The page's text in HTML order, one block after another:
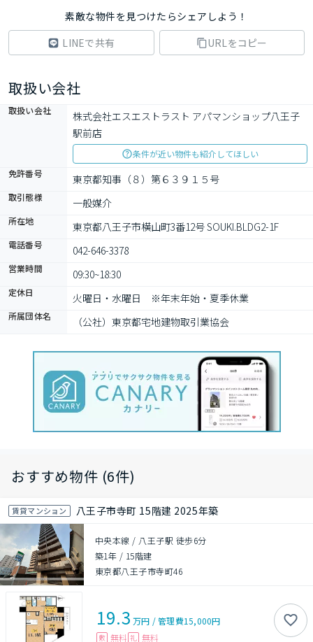
素敵な物件を見つけたらシェアしよう！
LINEで共有
URLをコピー
取扱い会社
取扱い会社
株式会社エスエストラスト アパマンショップ八王子
駅前店
条件が近い物件も紹介してほしい
免許番号
東京都知事（８）第６３９１５号
取引態様 一般媒介
所在地 東京都八王子市横山町3番12号 SOUKI.BLDG2-1F
電話番号 042-646-3378
営業時間 09:30~18:30
定休日 火曜日・水曜日　※年末年始・夏季休業
所属団体名 （公社）東京都宅地建物取引業協会
おすすめ物件 (6件)
賃貸マンション 八王子市寺町 15階建 2025年築
中央本線 / 八王子駅 徒歩6分
築1年 / 15階建
東京都八王子市寺町46
19.3 万円 /管理費15,000円
敷 無料 礼 無料